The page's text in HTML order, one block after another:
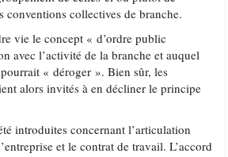
conventions collectives de branche.
vie le concept « d’ordre public
avec l’activité de la branche et auquel
« déroger ». Bien sûr, les
alors invités à en décliner le principe
introduites concernant l’articulation
et le contrat de travail. L’accord